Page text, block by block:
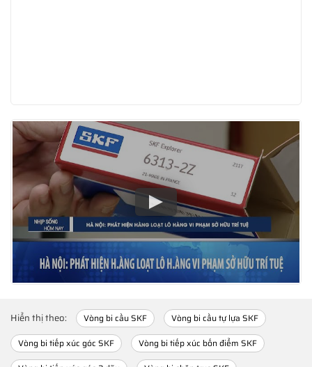
Hiển thị theo: Vòng bi cầu SKF
Vòng bi cầu tự lựa SKF
Vòng bi tiếp xúc góc SKF
Vòng bi tiếp xúc bốn điểm SKF